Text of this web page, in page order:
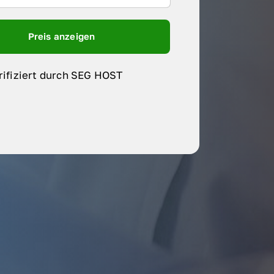
Preis anzeigen
durch SEG HOST